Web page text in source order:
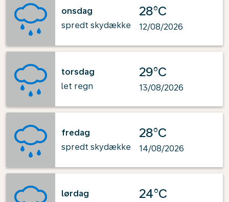
onsdag
spredt skydække
28°C
12/08/2026
torsdag
let regn
29°C
13/08/2026
fredag
spredt skydække
28°C
14/08/2026
lørdag
24°C